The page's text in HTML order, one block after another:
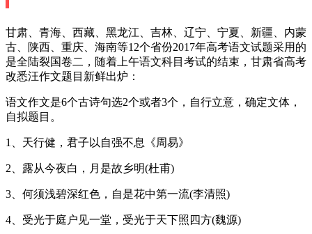
甘肃、青海、西藏、黑龙江、吉林、辽宁、宁夏、新疆、内蒙
古、陕西、重庆、海南等12个省份2017年高考语文试题采用的
是全陆裂国卷二，随着上午语文科目考试的结束，甘肃省高考
改悉汪作文题目新鲜出炉：
语文作文是6个古诗句选2个或者3个，自行立意，确定文体，
自拟题目。
1、天行健，君子以自强不息《周易》
2、露从今夜白，月是故乡明(杜甫)
3、何须浅碧深红色，自是花中第一流(李清照)
4、受光于庭户见一堂，受光于天下照四方(魏源)